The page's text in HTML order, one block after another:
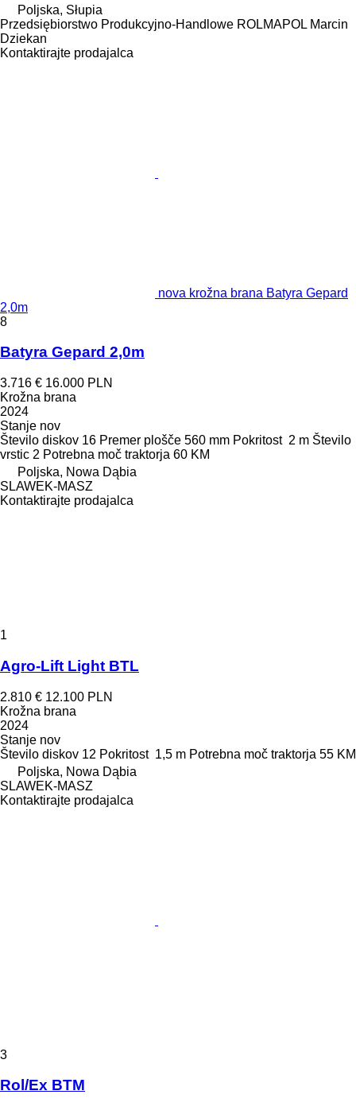
Poljska, Słupia
Przedsiębiorstwo Produkcyjno-Handlowe ROLMAPOL Marcin
Dziekan
Kontaktirajte prodajalca
nova krožna brana Batyra Gepard
2,0m
8
Batyra Gepard 2,0m
3.716 € 16.000 PLN
Krožna brana
2024
Stanje nov
Število diskov 16 Premer plošče 560 mm Pokritost 2 m Število
vrstic 2 Potrebna moč traktorja 60 KM
Poljska, Nowa Dąbia
SLAWEK-MASZ
Kontaktirajte prodajalca
1
Agro-Lift Light BTL
2.810 € 12.100 PLN
Krožna brana
2024
Stanje nov
Število diskov 12 Pokritost 1,5 m Potrebna moč traktorja 55 KM
Poljska, Nowa Dąbia
SLAWEK-MASZ
Kontaktirajte prodajalca
3
Rol/Ex BTM